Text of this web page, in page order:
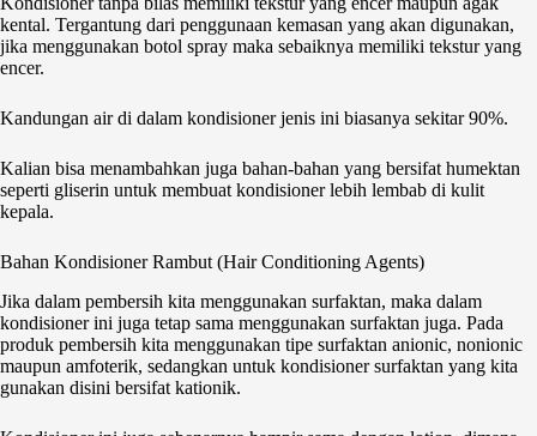
kental. Tergantung dari penggunaan kemasan yang akan digunakan,
jika menggunakan botol spray maka sebaiknya memiliki tekstur yang
encer.
Kandungan air di dalam kondisioner jenis ini biasanya sekitar 90%.
Kalian bisa menambahkan juga bahan-bahan yang bersifat humektan
seperti gliserin untuk membuat kondisioner lebih lembab di kulit
kepala.
Bahan Kondisioner Rambut (Hair Conditioning Agents)
Jika dalam pembersih kita menggunakan surfaktan, maka dalam
kondisioner ini juga tetap sama menggunakan surfaktan juga. Pada
produk pembersih kita menggunakan tipe surfaktan anionic, nonionic
maupun amfoterik, sedangkan untuk kondisioner surfaktan yang kita
gunakan disini bersifat kationik.